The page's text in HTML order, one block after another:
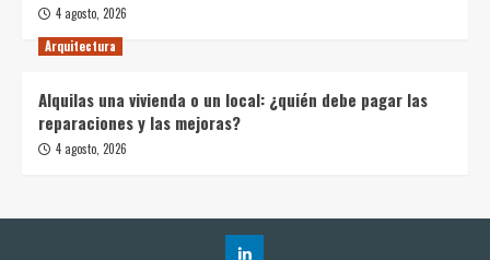
4 agosto, 2026
Arquitectura
Alquilas una vivienda o un local: ¿quién debe pagar las
reparaciones y las mejoras?
4 agosto, 2026